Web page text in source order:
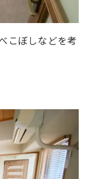
こぼしなどを考